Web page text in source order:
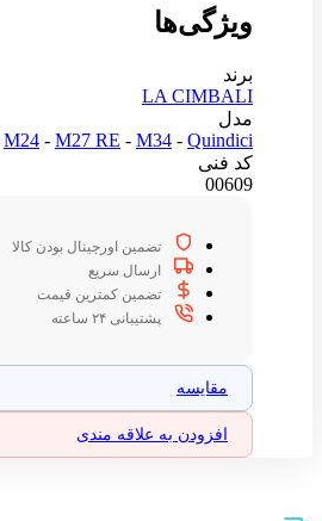
ویژگی‌ها
برند
LA CIMBALI
مدل
M24 - M27 RE - M34 - Quindici
کد فنی
00609
تضمین اورجینال بودن کالا
ارسال سریع
تضمین کمترین قیمت
پشتیبانی ۲۴ ساعته
مقایسه
افزودن به علاقه مندی